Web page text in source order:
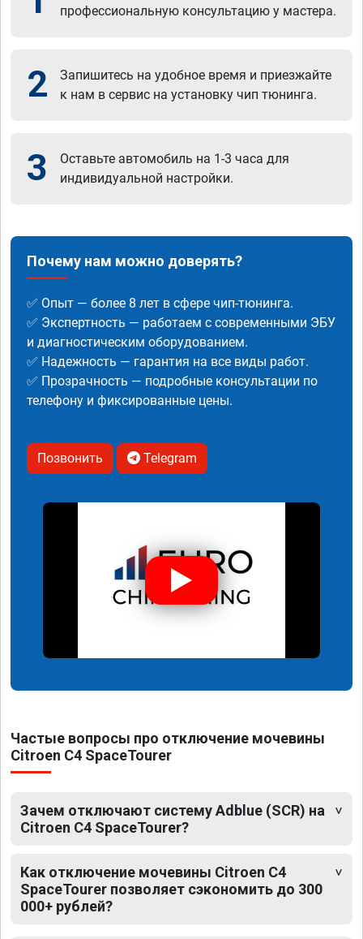
профессиональную консультацию у мастера.
2
Запишитесь на удобное время и приезжайте
к нам в сервис на установку чип тюнинга.
3
Оставьте автомобиль на 1-3 часа для
индивидуальной настройки.
Почему нам можно доверять?
✅ Опыт — более 8 лет в сфере чип-тюнинга.
✅ Экспертность — работаем с современными ЭБУ
и диагностическим оборудованием.
✅ Надежность — гарантия на все виды работ.
✅ Прозрачность — подробные консультации по
телефону и фиксированные цены.
Позвонить Telegram
Частые вопросы про отключение мочевины
Citroen C4 SpaceTourer
Зачем отключают систему Adblue (SCR) на
Citroen C4 SpaceTourer?
Как отключение мочевины Citroen C4
SpaceTourer позволяет сэкономить до 300
000+ рублей?